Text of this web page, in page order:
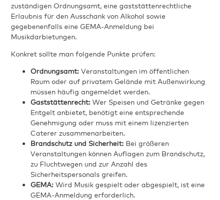
zuständigen Ordnungsamt, eine gaststättenrechtliche
Erlaubnis für den Ausschank von Alkohol sowie
gegebenenfalls eine GEMA-Anmeldung bei
Musikdarbietungen.
Konkret sollte man folgende Punkte prüfen:
Ordnungsamt: Veranstaltungen im öffentlichen
Raum oder auf privatem Gelände mit Außenwirkung
müssen häufig angemeldet werden.
Gaststättenrecht: Wer Speisen und Getränke gegen
Entgelt anbietet, benötigt eine entsprechende
Genehmigung oder muss mit einem lizenzierten
Caterer zusammenarbeiten.
Brandschutz und Sicherheit: Bei größeren
Veranstaltungen können Auflagen zum Brandschutz,
zu Fluchtwegen und zur Anzahl des
Sicherheitspersonals greifen.
GEMA: Wird Musik gespielt oder abgespielt, ist eine
GEMA-Anmeldung erforderlich.